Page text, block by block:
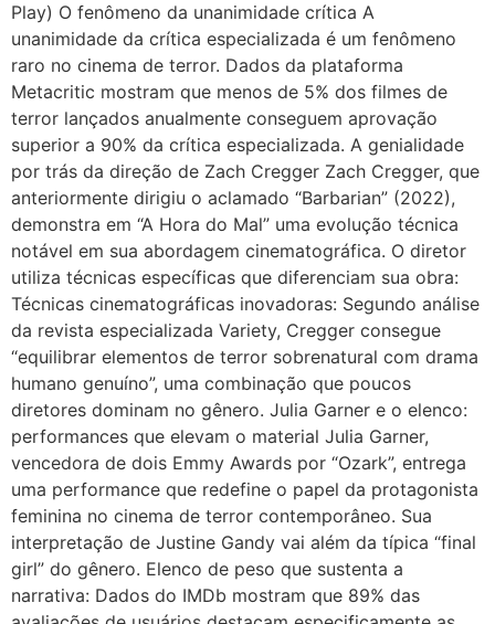
Play) O fenômeno da unanimidade crítica A
unanimidade da crítica especializada é um fenômeno
raro no cinema de terror. Dados da plataforma
Metacritic mostram que menos de 5% dos filmes de
terror lançados anualmente conseguem aprovação
superior a 90% da crítica especializada. A genialidade
por trás da direção de Zach Cregger Zach Cregger, que
anteriormente dirigiu o aclamado “Barbarian” (2022),
demonstra em “A Hora do Mal” uma evolução técnica
notável em sua abordagem cinematográfica. O diretor
utiliza técnicas específicas que diferenciam sua obra:
Técnicas cinematográficas inovadoras: Segundo análise
da revista especializada Variety, Cregger consegue
“equilibrar elementos de terror sobrenatural com drama
humano genuíno”, uma combinação que poucos
diretores dominam no gênero. Julia Garner e o elenco:
performances que elevam o material Julia Garner,
vencedora de dois Emmy Awards por “Ozark”, entrega
uma performance que redefine o papel da protagonista
feminina no cinema de terror contemporâneo. Sua
interpretação de Justine Gandy vai além da típica “final
girl” do gênero. Elenco de peso que sustenta a
narrativa: Dados do IMDb mostram que 89% das